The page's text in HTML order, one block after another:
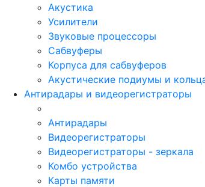
Акустика
Усилители
Звуковые процессоры
Сабвуферы
Корпуса для сабвуферов
Акустические подиумы и
Антирадары и видеорегистраторы
Антирадары
Видеорегистраторы
Видеорегистраторы - зеркала
Комбо устройства
Карты памяти